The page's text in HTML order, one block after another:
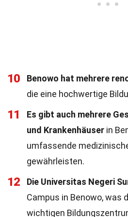
10 Benowo hat mehrere
die eine hochwertige
11
Es gibt auch mehrere
und Krankenhäuser in
umfassende
gewährleisten.
12 Die Universitas Negeri
Campus in Benowo, was
wichtigen